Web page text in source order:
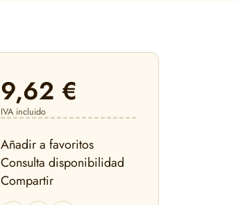
9,62 €
IVA incluido
Añadir a favoritos
Consulta disponibilidad
Compartir